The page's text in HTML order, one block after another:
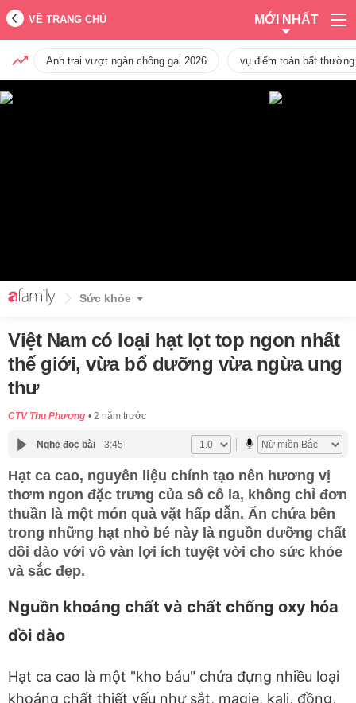
VỀ TRANG CHỦ MỚI NHẤT
Anh trai vượt ngàn chông gai 2026 vụ điểm toán bất
Sức khỏe
Việt Nam có loại hạt lọt top ngon nhất
thế giới, vừa bổ dưỡng vừa ngừa ung
thư
CTV Thu Phương 2 năm trước
Nghe đọc bài 3:45
Hạt ca cao, nguyên liệu chính tạo nên hương vị
thơm ngon đặc trưng của sô cô la, không chỉ đơn
thuần là một món quà vặt hấp dẫn. Ẩn chứa bên
trong những hạt nhỏ bé này là nguồn dưỡng chất
dồi dào với vô vàn lợi ích tuyệt vời cho sức khỏe
và sắc đẹp.
Nguồn khoáng chất và chất chống oxy hóa
dồi dào
Hạt ca cao là một "kho báu" chứa đựng nhiều loại
khoáng chất thiết yếu như sắt, magie, kali, đồng,